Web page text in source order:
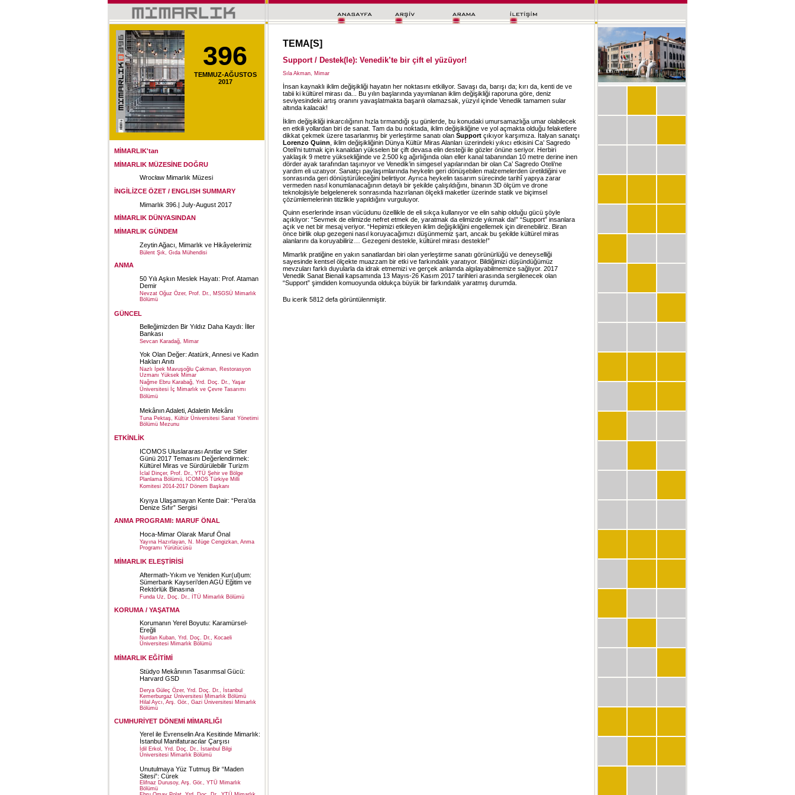
396
TEMMUZ-AĞUSTOS
2017
MİMARLIK'tan
MİMARLIK MÜZESİNE DOĞRU
Wrocław Mimarlık Müzesi
İNGİLİZCE ÖZET / ENGLISH SUMMARY
Mimarlık 396.| July-August 2017
MİMARLIK DÜNYASINDAN
MİMARLIK GÜNDEM
Zeytin Ağacı, Mimarlık ve Hikâyelerimiz
Bülent Şık, Gıda Mühendisi
ANMA
50 Yılı Aşkın Meslek Hayatı: Prof. Ataman
Demir
Nevzat Oğuz Özer, Prof. Dr., MSGSÜ Mimarlık
Bölümü
GÜNCEL
Belleğimizden Bir Yıldız Daha Kaydı: İller
Bankası
Sevcan Karadağ, Mimar
Yok Olan Değer: Atatürk, Annesi ve Kadın
Hakları Anıtı
Nazlı İpek Mavuşoğlu Çakman, Restorasyon
Uzmanı Yüksek Mimar
Nağme Ebru Karabağ, Yrd. Doç. Dr., Yaşar
Üniversitesi İç Mimarlık ve Çevre Tasarımı
Bölümü
Mekânın Adaleti, Adaletin Mekânı
Tuna Pektaş, Kültür Üniversitesi Sanat Yönetimi
Bölümü Mezunu
ETKİNLİK
ICOMOS Uluslararası Anıtlar ve Sitler
Günü 2017 Temasını Değerlendirmek:
Kültürel Miras ve Sürdürülebilir Turizm
İclal Dinçer, Prof. Dr., YTÜ Şehir ve Bölge
Planlama Bölümü, ICOMOS Türkiye Milli
Komitesi 2014-2017 Dönem Başkanı
Kıyıya Ulaşamayan Kente Dair: “Pera’da
Denize Sıfır” Sergisi
ANMA PROGRAMI: MARUF ÖNAL
Hoca-Mimar Olarak Maruf Önal
Yayına Hazırlayan, N. Müge Cengizkan, Anma
Programı Yürütücüsü
MİMARLIK ELEŞTİRİSİ
Aftermath-Yıkım ve Yeniden Kur(ul)um:
Sümerbank Kayseri’den AGÜ Eğitim ve
Rektörlük Binasına
Funda Uz, Doç. Dr., İTÜ Mimarlık Bölümü
KORUMA / YAŞATMA
Korumanın Yerel Boyutu: Karamürsel-
Ereğli
Nurdan Kuban, Yrd. Doç. Dr., Kocaeli
Üniversitesi Mimarlık Bölümü
MİMARLIK EĞİTİMİ
Stüdyo Mekânının Tasarımsal Gücü:
Harvard GSD
Derya Güleç Özer, Yrd. Doç. Dr., İstanbul
Kemerburgaz Üniversitesi Mimarlık Bölümü
Hilal Aycı, Arş. Gör., Gazi Üniversitesi Mimarlık
Bölümü
CUMHURİYET DÖNEMİ MİMARLIĞI
Yerel ile Evrenselin Ara Kesitinde Mimarlık:
İstanbul Manifaturacılar Çarşısı
İdil Erkol, Yrd. Doç. Dr., İstanbul Bilgi
Üniversitesi Mimarlık Bölümü
Unutulmaya Yüz Tutmuş Bir “Maden
Sitesi”: Cürek
Elifnaz Durusoy, Arş. Gör., YTÜ Mimarlık
Bölümü
TEMA[S]
Support / Destek(le): Venedik’te bir çift el yüzüyor!
Sıla Akman, Mimar
İnsan kaynaklı iklim değişikliği hayatın her noktasını etkiliyor. Savaşı da, barışı da; kırı da, kenti de ve
tabii ki kültürel mirası da... Bu yılın başlarında yayımlanan iklim değişikliği raporuna göre, deniz
seviyesindeki artış oranını yavaşlatmakta başarılı olamazsak, yüzyıl içinde Venedik tamamen sular
altında kalacak!
İklim değişikliği inkarcılığının hızla tırmandığı şu günlerde, bu konudaki umursamazlığa umar olabilecek
en etkili yollardan biri de sanat. Tam da bu noktada, iklim değişikliğine ve yol açmakta olduğu felaketlere
dikkat çekmek üzere tasarlanmış bir yerleştirme sanatı olan Support çıkıyor karşımıza. İtalyan sanatçı
Lorenzo Quinn , iklim değişikliğinin Dünya Kültür Miras Alanları üzerindeki yıkıcı etkisini Ca’ Sagredo
Oteli’ni tutmak için kanaldan yükselen bir çift devasa elin desteği ile gözler önüne seriyor. Herbiri
yaklaşık 9 metre yüksekliğinde ve 2.500 kg ağırlığında olan eller kanal tabanından 10 metre derine inen
dörder ayak tarafından taşınıyor ve Venedik’in simgesel yapılarından bir olan Ca’ Sagredo Oteli’ne
yardım eli uzatıyor. Sanatçı paylaşımlarında heykelin geri dönüşebilen malzemelerden üretildiğini ve
sonrasında geri dönüştürüleceğini belirtiyor. Ayrıca heykelin tasarım sürecinde tarihî yapıya zarar
vermeden nasıl konumlanacağının detaylı bir şekilde çalışıldığını, binanın 3D ölçüm ve drone
teknolojisiyle belgelenerek sonrasında hazırlanan ölçekli maketler üzerinde statik ve biçimsel
çözümlemelerinin titizlikle yapıldığını vurguluyor.
Quinn eserlerinde insan vücüdunu özellikle de eli sıkça kullanıyor ve elin sahip olduğu gücü şöyle
açıklıyor: “Sevmek de elimizde nefret etmek de, yaratmak da elimizde yıkmak da!” “Support” insanlara
açık ve net bir mesaj veriyor. “Hepimizi etkileyen iklim değişikliğini engellemek için direnebiliriz. Biran
önce birlik olup gezegeni nasıl koruyacağımızı düşünmemiz şart, ancak bu şekilde kültürel miras
alanlarını da koruyabiliriz… Gezegeni destekle, kültürel mirası destekle!”
Mimarlık pratiğine en yakın sanatlardan biri olan yerleştirme sanatı görünürlüğü ve deneyselliği
sayesinde kentsel ölçekte muazzam bir etki ve farkındalık yaratıyor. Bildiğimizi düşündüğümüz
mevzuları farklı duyularla da idrak etmemizi ve gerçek anlamda algılayabilmemize sağlıyor. 2017
Venedik Sanat Bienali kapsamında 13 Mayıs-26 Kasım 2017 tarihleri arasında sergilenecek olan
“Support” şimdiden komuoyunda oldukça büyük bir farkındalık yaratmış durumda.
Bu icerik 5812 defa görüntülenmiştir.